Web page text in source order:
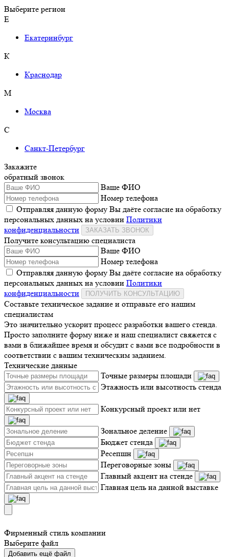
Выберите регион
Е
Екатеринбург
К
Краснодар
М
Москва
С
Санкт-Петербург
Закажите
обратный звонок
Ваше ФИО
Номер телефона
Отправляя данную форму Вы даёте согласие на обработку
персональных данных на условии Политики
конфиденциальности
ЗАКАЗАТЬ ЗВОНОК
Получите консультацию специалиста
Ваше ФИО
Номер телефона
Отправляя данную форму Вы даёте согласие на обработку
персональных данных на условии Политики
конфиденциальности
ПОЛУЧИТЬ КОНСУЛЬТАЦИЮ
Составьте техническое задание и отправьте его нашим
специалистам
Это значительно ускорит процесс разработки вашего стенда.
Просто заполните форму ниже и наш специалист свяжется с
вами в ближайшее время и обсудит с вами все подробности в
соответствии с вашим техническим заданием.
Технические данные
Точные размеры площади
Этажность или высотность стенда
Конкурсный проект или нет
Зональное деление
Бюджет стенда
Ресепшн
Переговорные зоны
Главный акцент на стенде
Главная цель на данной выставке
Фирменный стиль компании
Выберите файл
Добавить ещё файл